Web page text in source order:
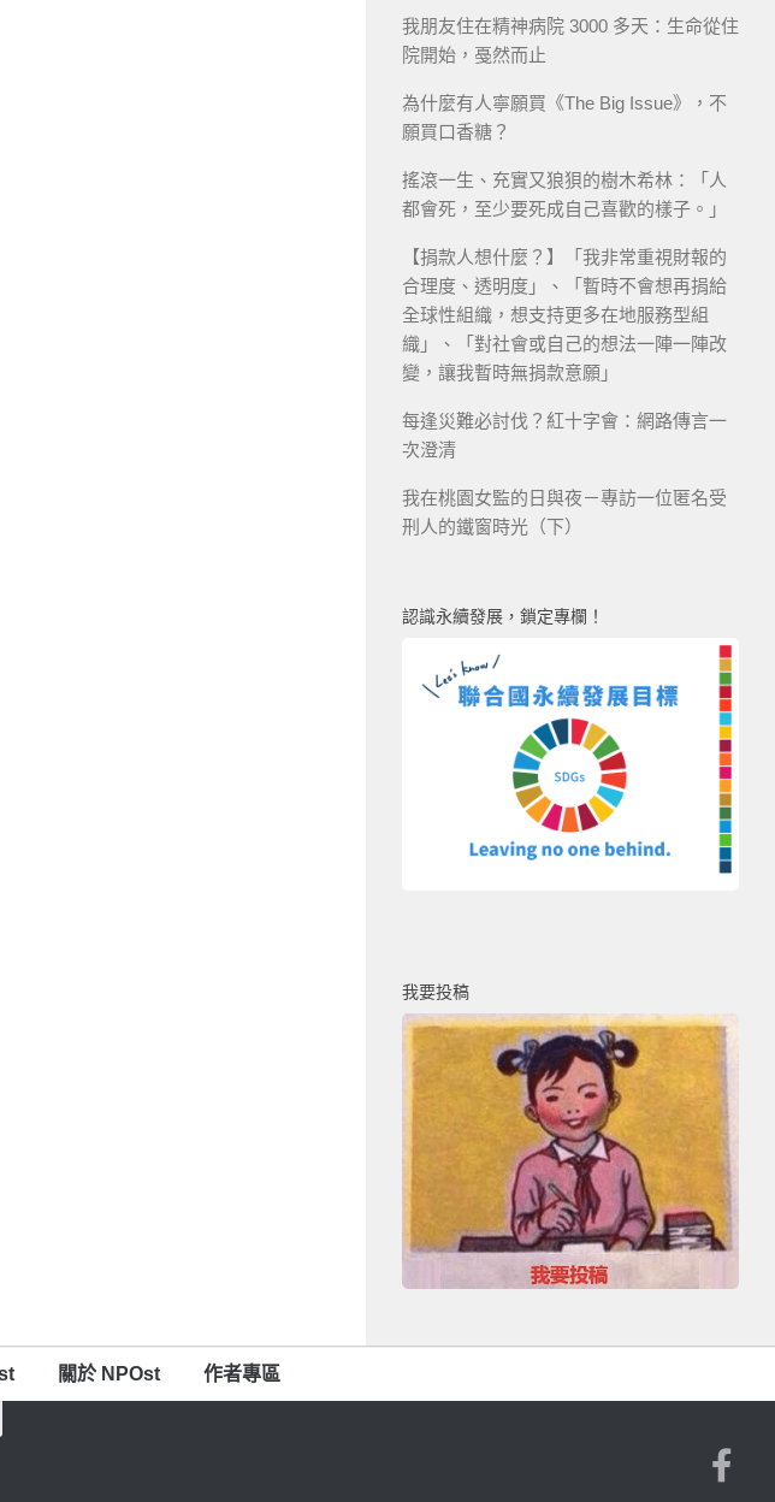
我朋友住在精神病院 3000 多天：生命從住
院開始，戞然而止
為什麼有人寧願買《The Big Issue》，不
願買口香糖？
搖滾一生、充實又狼狽的樹木希林：「人
都會死，至少要死成自己喜歡的樣子。」
【捐款人想什麼？】「我非常重視財報的
合理度、透明度」、「暫時不會想再捐給
全球性組織，想支持更多在地服務型組
織」、「對社會或自己的想法一陣一陣改
變，讓我暫時無捐款意願」
每逢災難必討伐？紅十字會：網路傳言一
次澄清
我在桃園女監的日與夜－專訪一位匿名受
刑人的鐵窗時光（下）
認識永續發展，鎖定專欄！
我要投稿
關於 NPOst 作者專區